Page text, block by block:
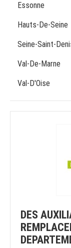
Essonne
Hauts-De-Seine
Seine-Saint-
Val-De-Marne
Val-D'Oise
DES